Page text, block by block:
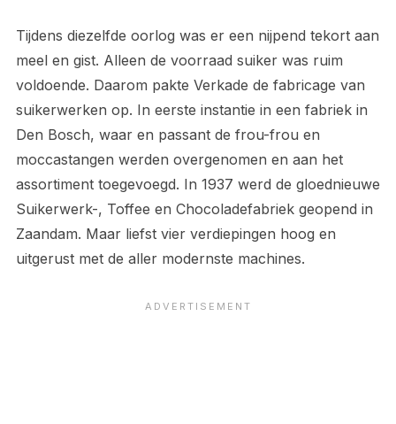
Tijdens diezelfde oorlog was er een nijpend tekort aan
meel en gist. Alleen de voorraad suiker was ruim
voldoende. Daarom pakte Verkade de fabricage van
suikerwerken op. In eerste instantie in een fabriek in
Den Bosch, waar en passant de frou-frou en
moccastangen werden overgenomen en aan het
assortiment toegevoegd. In 1937 werd de gloednieuwe
Suikerwerk-, Toffee en Chocoladefabriek geopend in
Zaandam. Maar liefst vier verdiepingen hoog en
uitgerust met de aller modernste machines.